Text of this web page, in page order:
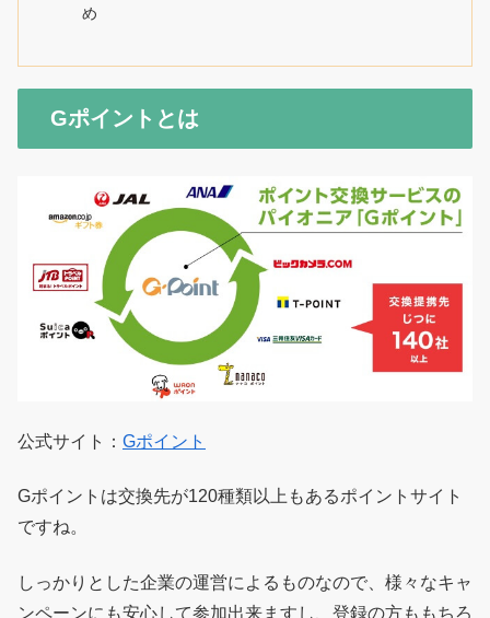
め
Gポイントとは
公式サイト： Gポイント
Gポイントは交換先が120種類以上もあるポイントサイト
ですね。
しっかりとした企業の運営によるものなので、様々なキャ
ンペーンにも安心して参加出来ますし、登録の方ももちろ